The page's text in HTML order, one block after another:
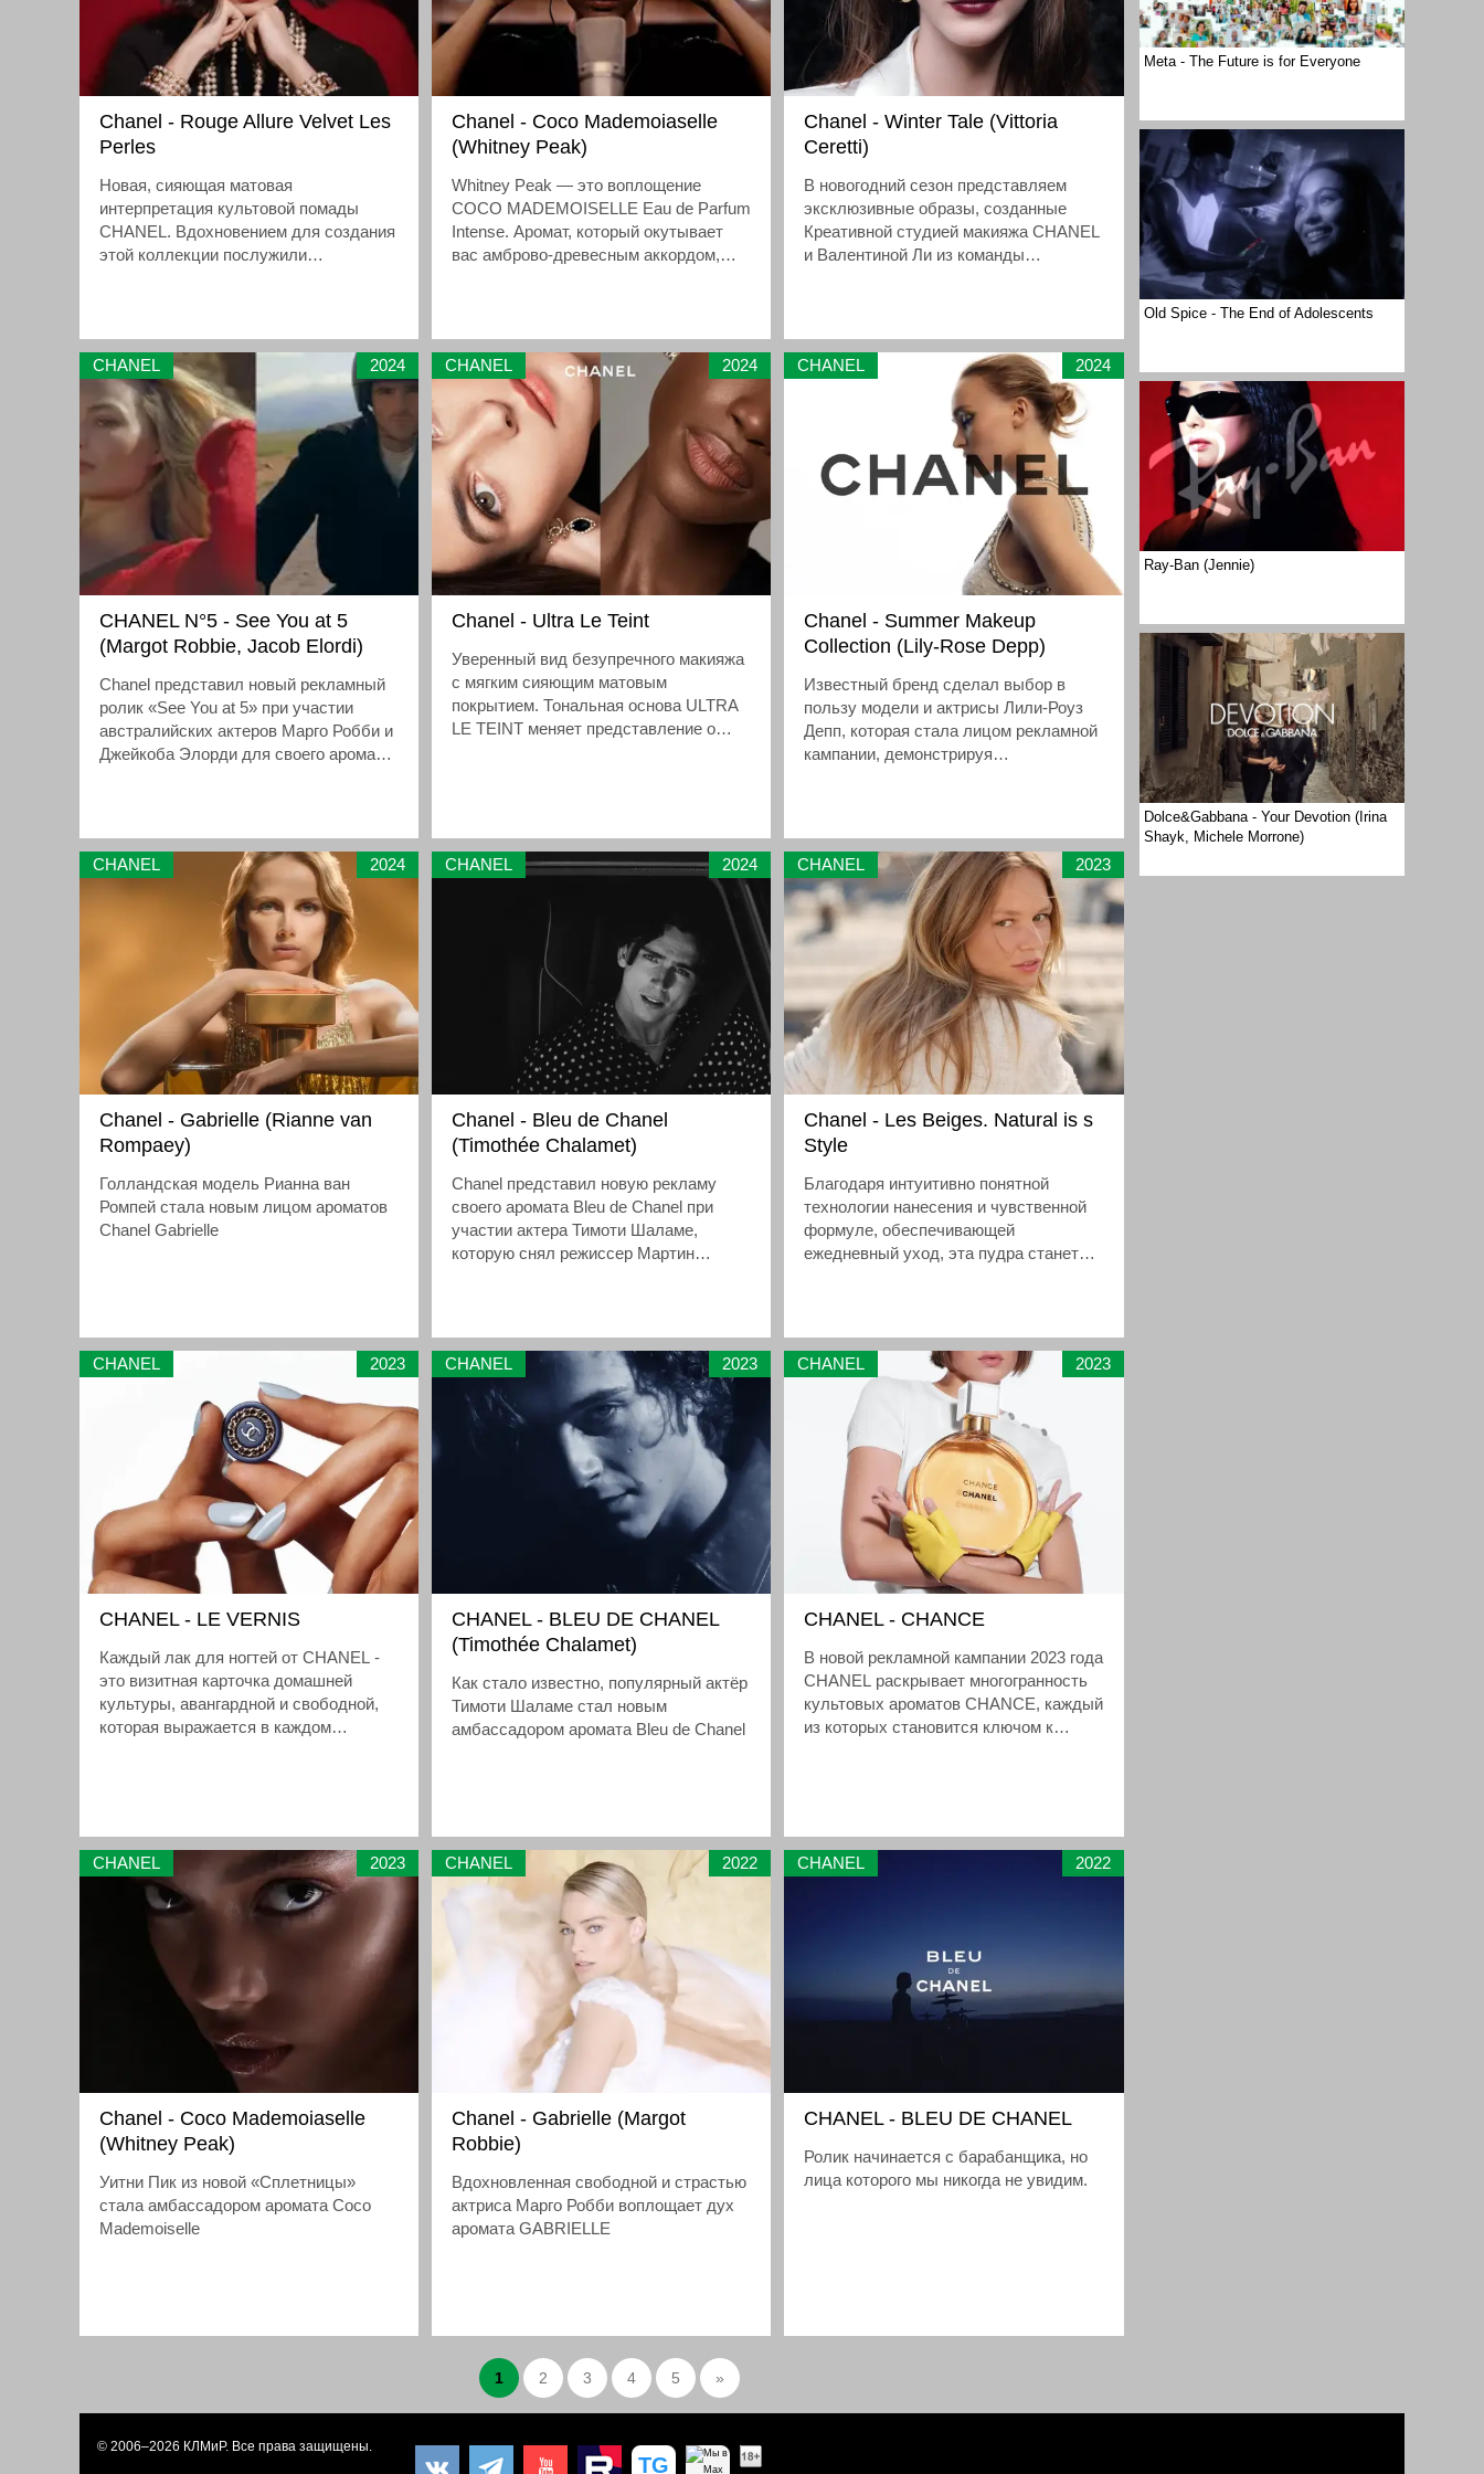
Meta - The Future is for Everyone
Old Spice - The End of Adolescents
Ray-Ban (Jennie)
Dolce&Gabbana - Your Devotion (Irina
Shayk, Michele Morrone)
Chanel - Rouge Allure Velvet Les
Perles
Новая, сияющая матовая
интерпретация культовой помады
CHANEL. Вдохновением для создания
этой коллекции послужили
Chanel - Coco Mademoiaselle
(Whitney Peak)
Whitney Peak — это воплощение
COCO MADEMOISELLE Eau de Parfum
Intense. Аромат, который окутывает
вас амброво-древесным аккордом,
Chanel - Winter Tale (Vittoria
Ceretti)
В новогодний сезон представляем
эксклюзивные образы, созданные
Креативной студией макияжа CHANEL
и Валентиной Ли из команды
CHANEL 2024
CHANEL N°5 - See You at 5
(Margot Robbie, Jacob Elordi)
Chanel представил новый рекламный
ролик «See You at 5» при участии
австралийских актеров Марго Робби и
Джейкоба Элорди для своего аромата
CHANEL 2024
Chanel - Ultra Le Teint
Уверенный вид безупречного макияжа
с мягким сияющим матовым
покрытием. Тональная основа ULTRA
LE TEINT меняет представление о
CHANEL 2024
Chanel - Summer Makeup
Collection (Lily-Rose Depp)
Известный бренд сделал выбор в
пользу модели и актрисы Лили-Роуз
Депп, которая стала лицом рекламной
кампании, демонстрируя
CHANEL 2024
Chanel - Gabrielle (Rianne van
Rompaey)
Голландская модель Рианна ван
Ромпей стала новым лицом ароматов
Chanel Gabrielle
CHANEL 2024
Chanel - Bleu de Chanel
(Timothée Chalamet)
Chanel представил новую рекламу
своего аромата Bleu de Chanel при
участии актера Тимоти Шаламе,
которую снял режиссер Мартин
CHANEL 2023
Chanel - Les Beiges. Natural is s
Style
Благодаря интуитивно понятной
технологии нанесения и чувственной
формуле, обеспечивающей
ежедневный уход, эта пудра станет
CHANEL 2023
CHANEL - LE VERNIS
Каждый лак для ногтей от CHANEL -
это визитная карточка домашней
культуры, авангардной и свободной,
которая выражается в каждом
CHANEL 2023
CHANEL - BLEU DE CHANEL
(Timothée Chalamet)
Как стало известно, популярный актёр
Тимоти Шаламе стал новым
амбассадором аромата Bleu de Chanel
CHANEL 2023
CHANEL - CHANCE
В новой рекламной кампании 2023 года
CHANEL раскрывает многогранность
культовых ароматов CHANCE, каждый
из которых становится ключом к
CHANEL 2023
Chanel - Coco Mademoiaselle
(Whitney Peak)
Уитни Пик из новой «Сплетницы»
стала амбассадором аромата Coco
Mademoiselle
CHANEL 2022
Chanel - Gabrielle (Margot
Robbie)
Вдохновленная свободной и страстью
актриса Марго Робби воплощает дух
аромата GABRIELLE
CHANEL 2022
CHANEL - BLEU DE CHANEL
Ролик начинается с барабанщика, но
лица которого мы никогда не увидим.
1 2 3 4 5 »
© 2006–2026 КЛМиP. Все права защищены.